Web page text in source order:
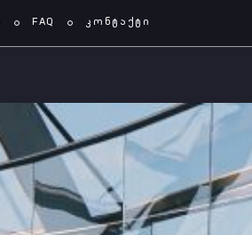
FAQ კონტაქტი